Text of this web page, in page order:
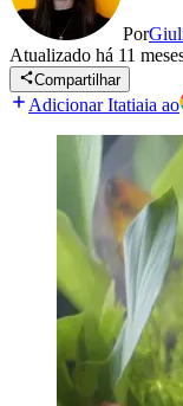
Por
Atualizado há 11
Compartilhar
Adicionar Itatiaia ao